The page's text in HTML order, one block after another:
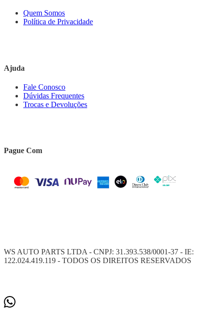
Quem Somos
Política de Privacidade
Ajuda
Fale Conosco
Dúvidas Frequentes
Trocas e Devoluções
Pague Com
WS AUTO PARTS LTDA - CNPJ: 31.393.538/0001-37 - IE:
122.024.419.119 - TODOS OS DIREITOS RESERVADOS